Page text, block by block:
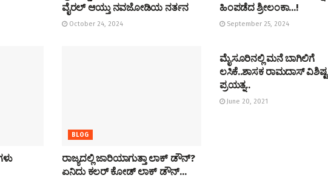
ವೈರಲ್ ಆಯ್ತು ನವಜೋಡಿಯ ನರ್ತನ
October 24, 2024
ಹಿಂಪಡೆದ ಶ್ರೀಲಂಕಾ…!
September 25, 2024
BLOG
ರಾಜ್ಯದಲ್ಲಿ ಜಾರಿಯಾಗುತ್ತಾ ಲಾಕ್ ಡೌನ್?
ಏನಿದು ಕಲರ್ ಕೋಡ್ ಲಾಕ್ ಡೌನ್…
ಮೈಸೂರಿನಲ್ಲಿ ಮನೆ ಬಾಗಿಲಿಗೆ
ಲಸಿಕೆ..ಶಾಸಕ ರಾಮದಾಸ್ ವಿಶಿಷ್ಟ
ಪ್ರಯತ್ನ..
June 20, 2021